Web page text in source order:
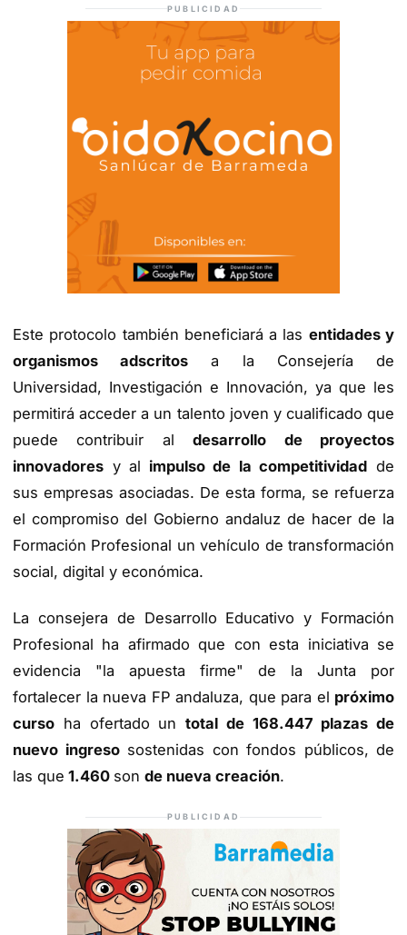
PUBLICIDAD
Este protocolo también beneficiará a las entidades y
organismos adscritos a la Consejería de
Universidad, Investigación e Innovación, ya que les
permitirá acceder a un talento joven y cualificado que
puede contribuir aldesarrollo de proyectos
innovadores y al impulso de la competitividad de
sus empresas asociadas. De esta forma, se refuerza
el compromiso del Gobierno andaluz de hacer de la
Formación Profesional un vehículo de transformación
social, digital y económica.
La consejera de Desarrollo Educativo y Formación
Profesional ha afirmado que con esta iniciativa se
evidencia "la apuesta firme" de la Junta por
fortalecer la nueva FP andaluza, que para el próximo
curso ha ofertado un total de 168.447 plazas de
nuevo ingresosostenidas con fondos públicos, de
las que 1.460 son de nueva creación.
PUBLICIDAD